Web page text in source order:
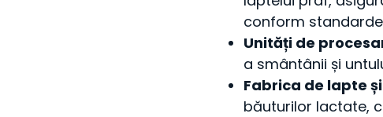
conform
Unități de
a smântânii și
Fabrica de lapte
băuturilor lactate,